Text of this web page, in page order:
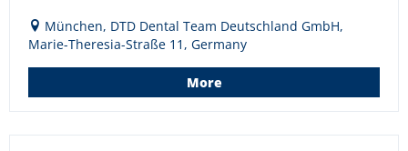
München, DTD Dental Team Deutschland GmbH,
Marie-Theresia-Straße 11, Germany
More